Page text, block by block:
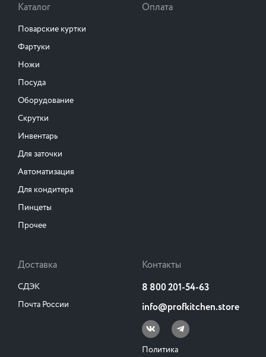
Каталог
Поварские куртки
Фартуки
Ножи
Посуда
Оборудование
Скрутки
Инвентарь
Для заточки
Автоматизация
Для кондитера
Пинцеты
Прочее
Оплата
Доставка
СДЭК
Почта России
Контакты
8 800 201-54-63
info@profkitchen.store
Политика